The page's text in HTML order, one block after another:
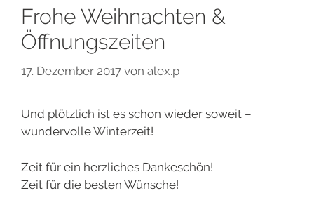
Frohe Weihnachten &
Öffnungszeiten
17. Dezember 2017 von alex.p
Und plötzlich ist es schon wieder soweit –
wundervolle Winterzeit!
Zeit für ein herzliches Dankeschön!
Zeit für die besten Wünsche!